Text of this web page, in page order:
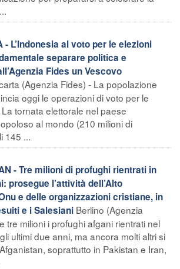
- L’Indonesia al voto per le elezioni
separare politica e
Fides un Vescovo
(Agenzia Fides) - La popolazione
oggi le operazioni di voto per le
tornata elettorale nel paese
al mondo (210 milioni di
145 ...
- Tre milioni di profughi rientrati in
prosegue l’attività dell’Alto
e delle organizzazioni cristiane, in
e i Salesiani Berlino (Agenzia
tre milioni i profughi afgani rientrati nel
ultimi due anni, ma ancora molti altri si
soprattutto in Pakistan e Iran,